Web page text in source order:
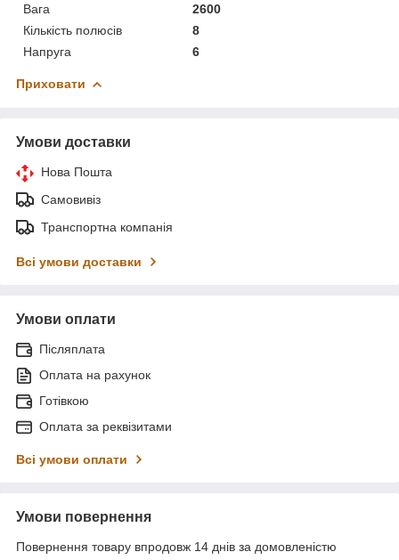
Вага
2600
Кількість полюсів
8
Напруга
6
Приховати
Умови доставки
Нова Пошта
Самовивіз
Транспортна компанія
Всі умови доставки
Умови оплати
Післяплата
Оплата на рахунок
Готівкою
Оплата за реквізитами
Всі умови оплати
Умови повернення
Повернення товару впродовж 14 днів за домовленістю